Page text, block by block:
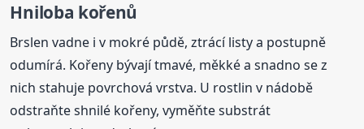
Hniloba kořenů
Brslen vadne i v mokré půdě, ztrácí listy a postupně
odumírá. Kořeny bývají tmavé, měkké a snadno se z
nich stahuje povrchová vrstva. U rostlin v nádobě
odstraňte shnilé kořeny, vyměňte substrát